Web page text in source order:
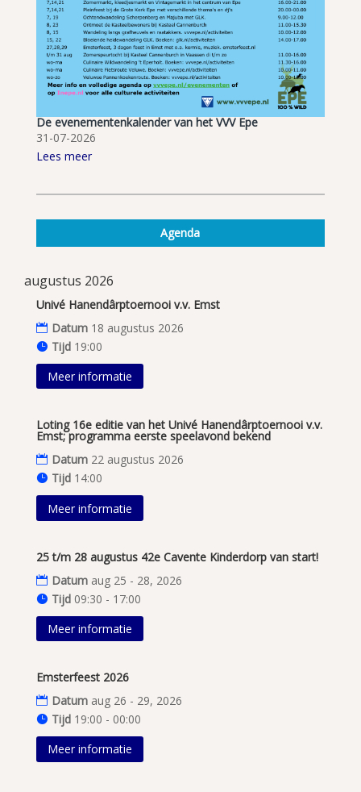
De evenementenkalender van het VVV Epe
31-07-2026
Lees meer
Agenda
augustus 2026
Univé Hanendârptoernooi v.v. Emst
Datum 18 augustus 2026
Tijd 19:00
Meer informatie
Loting 16e editie van het Univé Hanendârptoernooi v.v.
Emst; programma eerste speelavond bekend
Datum 22 augustus 2026
Tijd 14:00
Meer informatie
25 t/m 28 augustus 42e Cavente Kinderdorp van start!
Datum aug 25 - 28, 2026
Tijd 09:30 - 17:00
Meer informatie
Emsterfeest 2026
Datum aug 26 - 29, 2026
Tijd 19:00 - 00:00
Meer informatie